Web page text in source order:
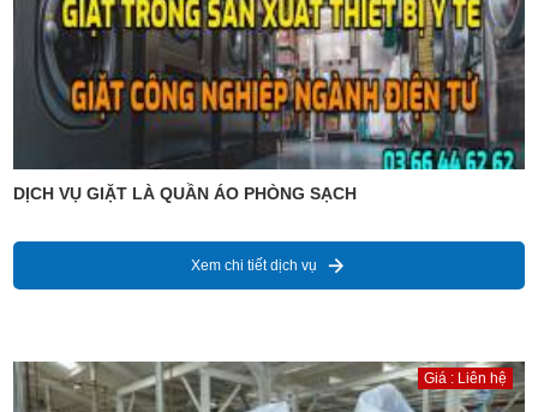
DỊCH VỤ GIẶT LÀ QUẦN ÁO PHÒNG SẠCH
Xem chi tiết dịch vụ
Giá : Liên hệ